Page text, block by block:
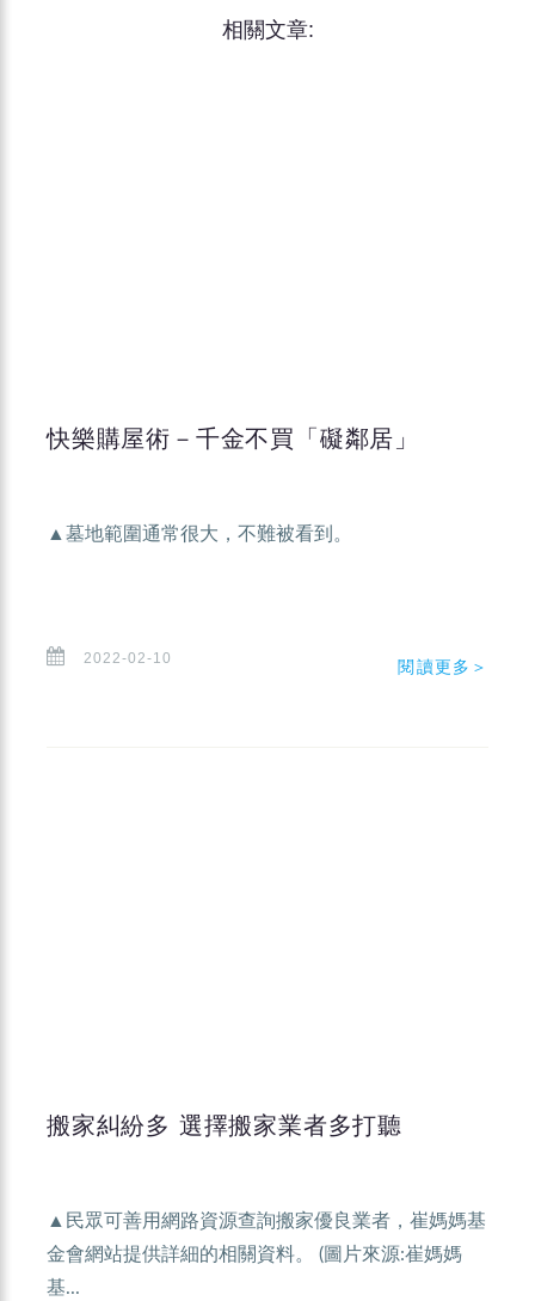
相關文章:
快樂購屋術－千金不買「礙鄰居」
▲墓地範圍通常很大，不難被看到。
2022-02-10 閱讀更多＞
搬家糾紛多 選擇搬家業者多打聽
▲民眾可善用網路資源查詢搬家優良業者，崔媽媽基
金會網站提供詳細的相關資料。 (圖片來源:崔媽媽
基...